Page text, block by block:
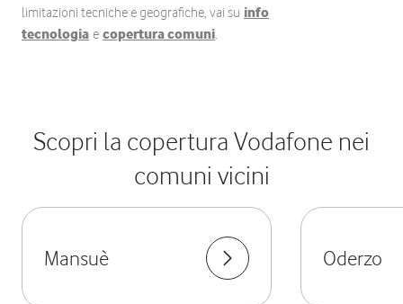
limitazioni tecniche e geografiche, vai su info
tecnologia e copertura comuni.
Scopri la copertura Vodafone nei
comuni vicini
Mansuè Oderzo